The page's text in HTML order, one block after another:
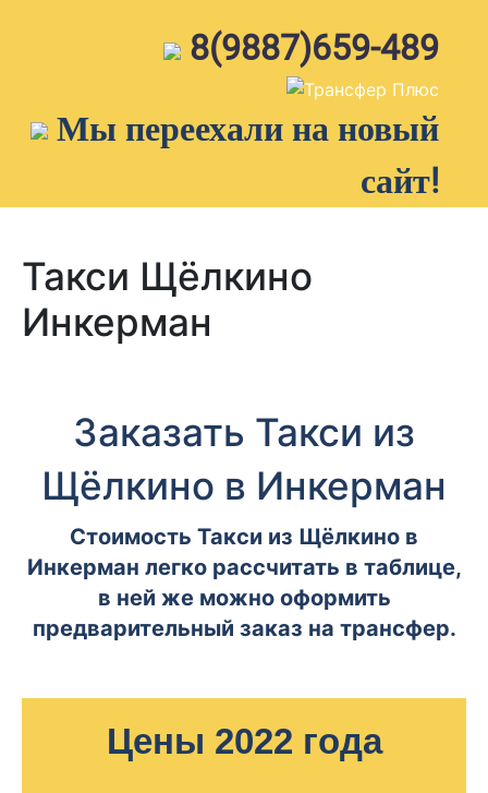
8(9887)659-489
Мы переехали на новый
сайт!
Такси Щёлкино
Инкерман
Заказать Такси из
Щёлкино в Инкерман
Стоимость Такси из Щёлкино в
Инкерман легко рассчитать в таблице,
в ней же можно оформить
предварительный заказ на трансфер.
Цены 2022 года